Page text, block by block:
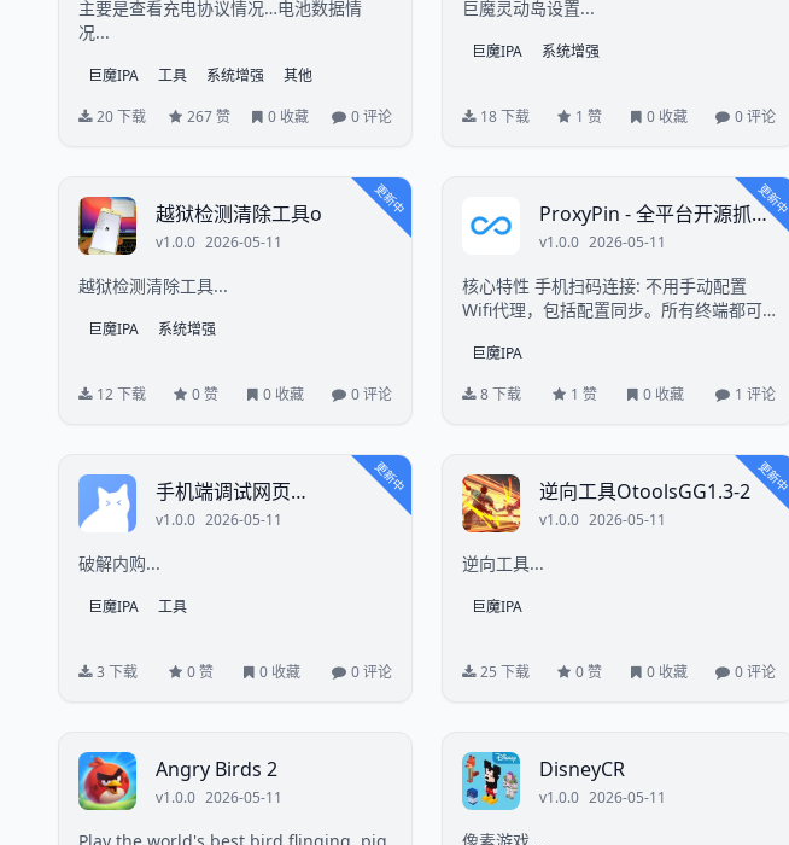
主要是查看充电协议情况…电池数据情
况...
巨魔IPA 工具 系统增强
其他
20 下载
267 赞 0 收藏 0 评论
巨魔灵动岛设置...
巨魔IPA 系统增强
18 下载 1 赞 0 收藏 0 评论
更新中
越狱检测清除工具o
v1.0.0 2026-05-11
越狱检测清除工具...
巨魔IPA 系统增强
12 下载 0 赞 0 收藏 0 评论
更新中
ProxyPin - 全平台开源抓包
软件
v1.0.0 2026-05-11
核心特性 手机扫码连接: 不用手动配置
Wifi代理，包括配置同步。所有终端都可
只拦截您所需要的流量，不拦截其他流
量，避...
巨魔IPA
8 下载
1 赞 0 收藏 1 评论
更新中
手机端调试网页
QuickSource_1.0.3解锁内
v1.0.0 2026-05-11
破解内购...
巨魔IPA 工具
3 下载 0 赞 0 收藏 0 评论
更新中
逆向工具OtoolsGG1.3-2
v1.0.0 2026-05-11
逆向工具...
巨魔IPA
25 下载 0 赞 0 收藏 0 评论
Angry Birds 2
v1.0.0 2026-05-11
DisneyCR
v1.0.0 2026-05-11